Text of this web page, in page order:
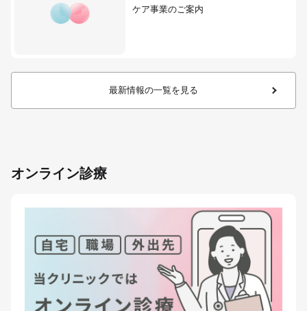
ケア事業のご案内
最新情報の一覧を見る
オンライン診療